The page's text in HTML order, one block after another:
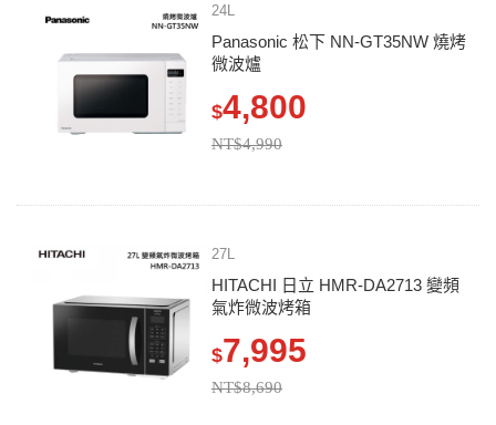
24L
Panasonic 松下 NN-GT35NW 燒烤
微波爐
$4,800
NT$4,990
27L
HITACHI 日立 HMR-DA2713 變頻
氣炸微波烤箱
$7,995
NT$8,690